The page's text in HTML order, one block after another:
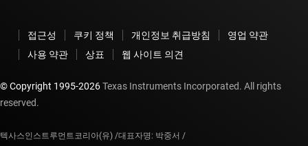
접근성 쿠키 정책 개인정보 취급방침
영업 약관
사용 약관
상표 웹 사이트 의견
© Copyright 1995-2026Texas Instruments Incorporated. All rights
reserved.
텍사스인스트루먼트코리아(유) /대표자명: 박중서 /